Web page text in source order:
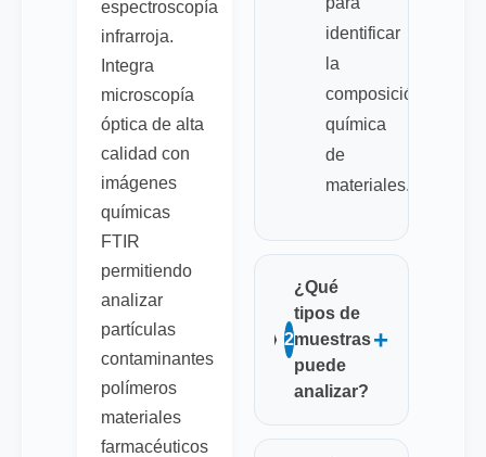
espectroscopía
infrarroja.
Integra
microscopía
óptica de alta
calidad con
imágenes
químicas
FTIR
permitiendo
analizar
partículas
contaminantes
polímeros
materiales
farmacéuticos
identificar
la
composición
química
de
materiales.
2
¿Qué
tipos de
muestras
puede
analizar?
+